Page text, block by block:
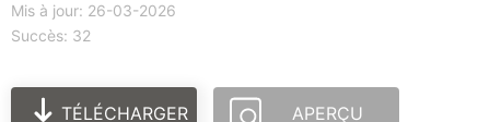
Mis à jour: 26-03-2026
Succès: 32
TÉLÉCHARGER APERÇU